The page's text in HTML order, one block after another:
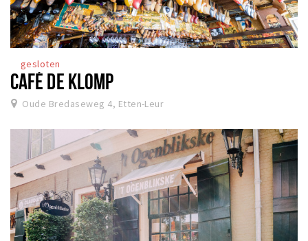
gesloten
CAFÉ DE KLOMP
Oude Bredaseweg 4, Etten-Leur